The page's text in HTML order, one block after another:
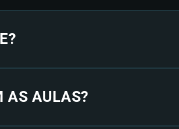
AS AULAS?